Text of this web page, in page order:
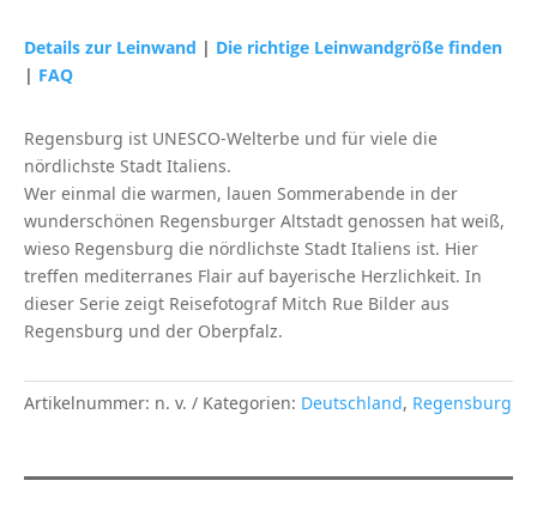
in
Regensburg
(Deutschland)
Details zur Leinwand | Die richtige Leinwandgröße finden
| FAQ
Regensburg ist UNESCO-Welterbe und für viele die
nördlichste Stadt Italiens.
Wer einmal die warmen, lauen Sommerabende in der
wunderschönen Regensburger Altstadt genossen hat weiß,
wieso Regensburg die nördlichste Stadt Italiens ist. Hier
treffen mediterranes Flair auf bayerische Herzlichkeit. In
dieser Serie zeigt Reisefotograf Mitch Rue Bilder aus
Regensburg und der Oberpfalz.
Artikelnummer: n. v. Kategorien: Deutschland, Regensburg